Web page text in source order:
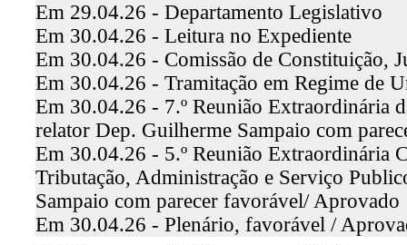
Em 29.04.26 - Departamento Legislativo
Em 30.04.26 - Leitura no Expediente
Em 30.04.26 - Comissão de Constituição,
Em 30.04.26 - Tramitação em Regime de
Em 30.04.26 - 7.º Reunião Extraordinária
relator Dep. Guilherme Sampaio com
Em 30.04.26 - 5.º Reunião Extraordinária
Tributação, Administração e Serviço
Sampaio com parecer favorável/ Aprovado
Em 30.04.26 - Plenário, favorável /